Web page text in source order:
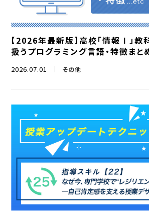
【2026年最新版】高校「情報Ⅰ」教
扱うプログラミング言語・特徴まと
2026.07.01 その他